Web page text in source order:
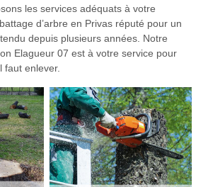
les services adéquats à votre
d’arbre en Privas réputé pour un
depuis plusieurs années. Notre
Elagueur 07 est à votre service pour
faut enlever.